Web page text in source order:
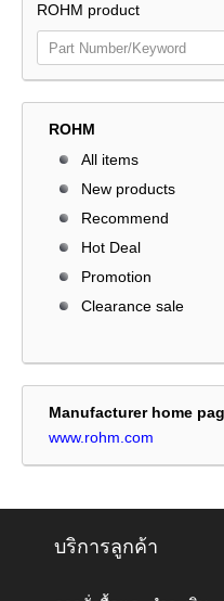
ROHM product
ROHM
All items
New products
Recommend
Hot Deal
Promotion
Clearance sale
Manufacturer home
www.rohm.com
บริการลูกค้า